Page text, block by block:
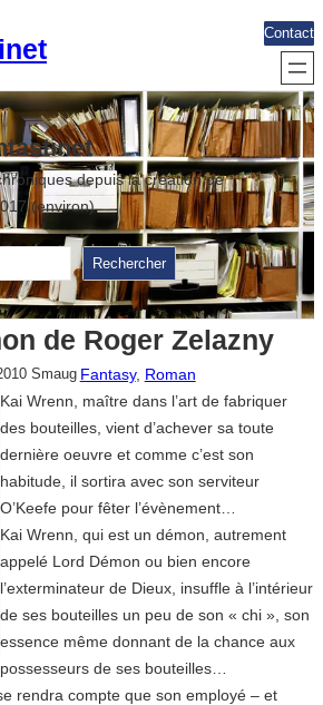
Contact
depuis la création de
(environ)
Rechercher
de Roger Zelazny
Smaug Fantasy, Roman
Kai Wrenn, maître dans l’art de fabriquer
des bouteilles, vient d’achever sa toute
dernière oeuvre et comme c’est son
habitude, il sortira avec son serviteur
O’Keefe pour fêter l’évènement…
Kai Wrenn, qui est un démon, autrement
appelé Lord Démon ou bien encore
l’exterminateur de Dieux, insuffle à l’intérieur
de ses bouteilles un peu de son « chi », son
essence même donnant de la chance aux
possesseurs de ses bouteilles…
rendra compte que son employé – et